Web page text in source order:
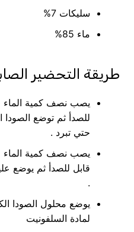
سليكات 7%
ماء 85%
طريقة التحضير
يصب نصف كمية الماء
للصدأ ثم توضع الصودا
حتي تبرد .
يصب نصف كمية الماء
قابل للصدأ ثم يوضع
.
يوضع محلول الصودا
لمادة السلفونيت